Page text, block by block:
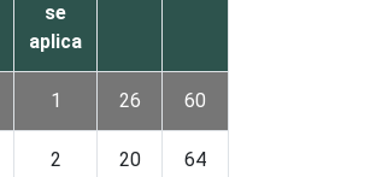
se
aplica
1 26 60
2 20 64